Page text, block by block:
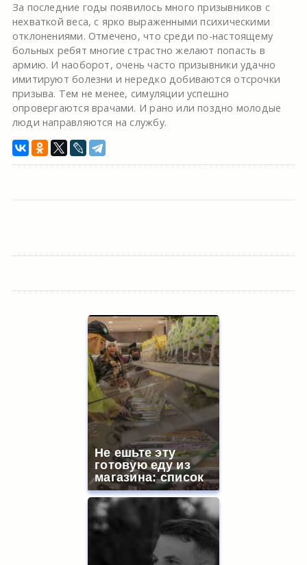
За последние годы появилось много призывников с
нехваткой веса, с ярко выраженными психическими
отклонениями. Отмечено, что среди по-настоящему
больных ребят многие страстно желают попасть в
армию. И наоборот, очень часто призывники удачно
имитируют болезни и нередко добиваются отсрочки
призыва. Тем не менее, симуляции успешно
опровергаются врачами. И рано или поздно молодые
люди направляются на службу.
Не ешьте эту
готовую еду из
магазина: список